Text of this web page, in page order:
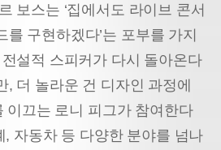
보스는 ‘집에서도 라이브 콘서
를 구현하겠다’는 포부를 가지
설적 스피커가 다시 돌아온다
, 더 놀라운 건 디자인 과정에
이끄는 로니 피그가 참여한다
, 자동차 등 다양한 분야를 넘나